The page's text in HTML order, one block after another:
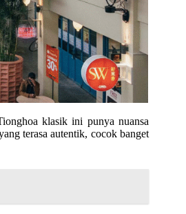
klasik ini punya nuansa
terasa autentik, cocok banget